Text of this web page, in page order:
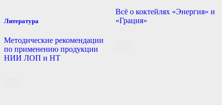
Литература
Методические рекомендации
по применению продукции
НИИ ЛОП и НТ
Всё о коктейлях «Энергия» и
«Грация»